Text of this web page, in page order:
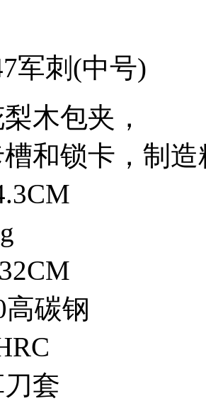
军刺(中号)
木包夹，
和锁卡，制
高碳钢
套